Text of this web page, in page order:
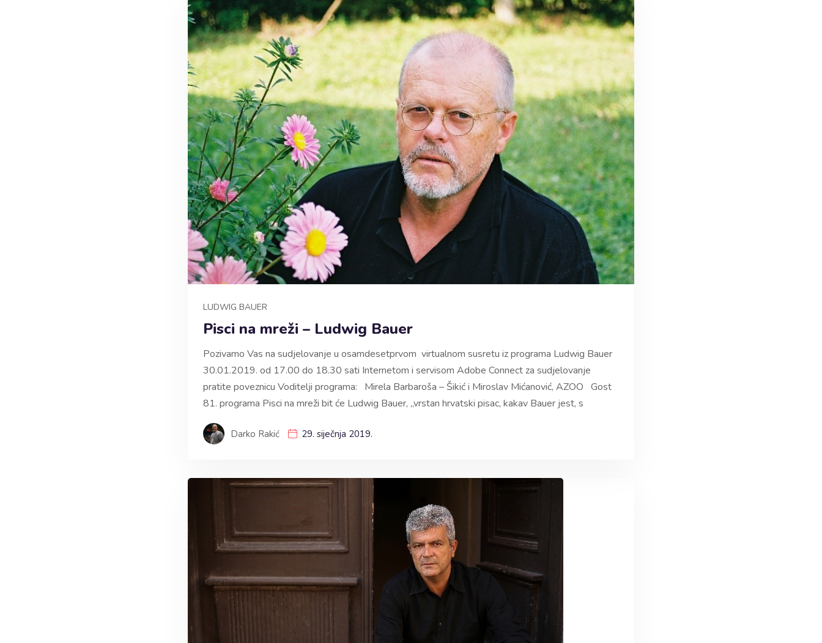
LUDWIG BAUER
Pisci na mreži – Ludwig Bauer
Pozivamo Vas na sudjelovanje u osamdesetprvom virtualnom susretu iz programa Ludwig Bauer
30.01.2019. od 17.00 do 18.30 sati Internetom i servisom Adobe Connect za sudjelovanje
pratite poveznicu Voditelji programa: Mirela Barbaroša – Šikić i Miroslav Mićanović, AZOO Gost
81. programa Pisci na mreži bit će Ludwig Bauer, „vrstan hrvatski pisac, kakav Bauer jest, s
Darko Rakić 29. siječnja 2019.